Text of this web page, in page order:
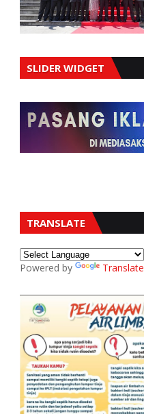
SLIDER WIDGET
TRANSLATE
Powered by Translate